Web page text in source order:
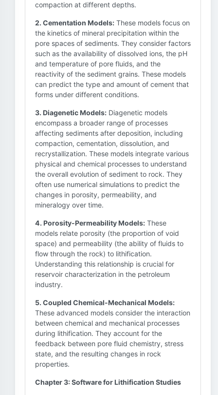
compaction at different depths.
2. Cementation Models: These models focus on
the kinetics of mineral precipitation within the
pore spaces of sediments. They consider factors
such as the availability of dissolved ions, the pH
and temperature of pore fluids, and the
reactivity of the sediment grains. These models
can predict the type and amount of cement that
forms under different conditions.
3. Diagenetic Models: Diagenetic models
encompass a broader range of processes
affecting sediments after deposition, including
compaction, cementation, dissolution, and
recrystallization. These models integrate various
physical and chemical processes to understand
the overall evolution of sediment to rock. They
often use numerical simulations to predict the
changes in porosity, permeability, and
mineralogy over time.
4. Porosity-Permeability Models: These
models relate porosity (the proportion of void
space) and permeability (the ability of fluids to
flow through the rock) to lithification.
Understanding this relationship is crucial for
reservoir characterization in the petroleum
industry.
5. Coupled Chemical-Mechanical Models:
These advanced models consider the interaction
between chemical and mechanical processes
during lithification. They account for the
feedback between pore fluid chemistry, stress
state, and the resulting changes in rock
properties.
Chapter 3: Software for Lithification Studies